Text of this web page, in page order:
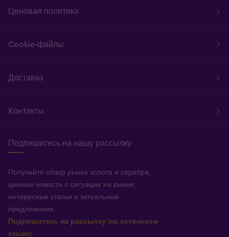
Ценовая политика
Cookie-файлы
Доставка
Kонтакты
Подпишитесь на нашу рассылку
Получайте обзор рынка золота и серебра,
ценные новости о ситуации на рынке,
интересные статьи и актуальные
предложения.
Подпишитесь на рассылку (на эстонском
языке)